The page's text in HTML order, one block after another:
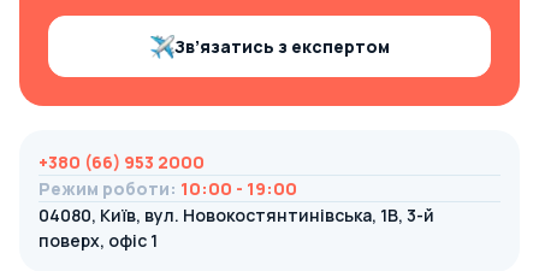
Зв’язатись з експертом
+380 (66) 953 2000
Режим роботи: 10:00 - 19:00
04080, Київ, вул. Новокостянтинівська, 1В, 3-й
поверх, офіс 1